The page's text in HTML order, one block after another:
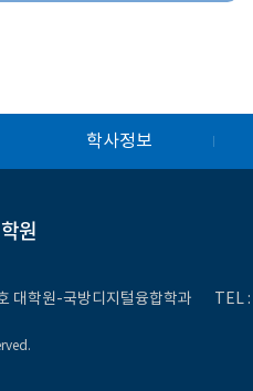
학사정보
원
대학원-국방디지털융합학과 TEL :